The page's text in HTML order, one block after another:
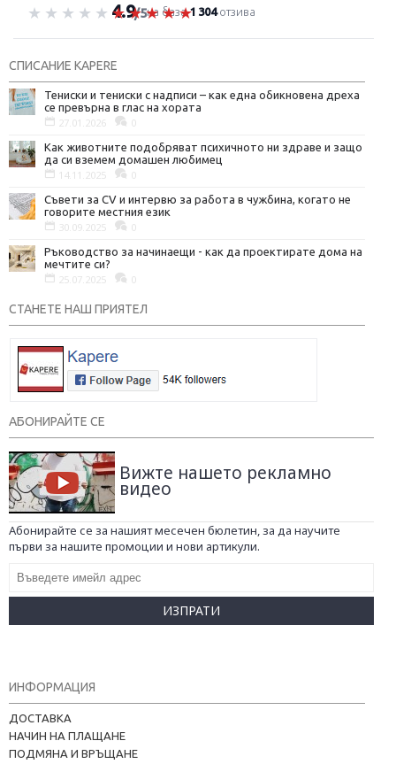
Оценка 4.9 от 5
4.9/5на база1 304отзива
СПИСАНИЕ KAPERE
Тениски и тениски с надписи – как една обикновена дреха
се превърна в глас на хората
27.01.2026 0
Как животните подобряват психичното ни здраве и защо
да си вземем домашен любимец
14.11.2025 0
Съвети за CV и интервю за работа в чужбина, когато не
говорите местния език
30.09.2025 0
Ръководство за начинаещи - как да проектирате дома на
мечтите си?
25.07.2025 0
СТАНЕТЕ НАШ ПРИЯТЕЛ
АБОНИРАЙТЕ СЕ
Вижте нашето рекламно
видео
Абонирайте се за нашият месечен бюлетин, за да научите
първи за нашите промоции и нови артикули.
ИЗПРАТИ
ИНФОРМАЦИЯ
ДОСТАВКА
НАЧИН НА ПЛАЩАНЕ
ПОДМЯНА И ВРЪЩАНЕ